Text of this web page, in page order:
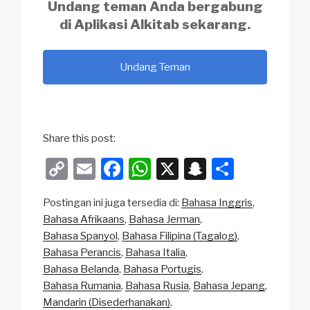
Undang teman Anda bergabung
diAplikasi Alkitabsekarang.
Undang Teman
Share this post:
C
p
y
Li
n
k
E
ail
F
c
e
b
o
o
W
at
s
A
p
p
X
S
a
p
h
ar
e
Postingan ini juga tersedia di: Bahasa Inggris
Bahasa Afrikaans Bahasa Jerman
Bahasa Spanyol Bahasa Filipina (Tagalog)
Bahasa Perancis Bahasa Italia
Bahasa Belanda Bahasa Portugis
Bahasa Rumania Bahasa Rusia Bahasa Jepang
Mandarin (Disederhanakan)